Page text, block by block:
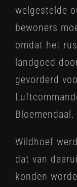
welgestelde
bewoners
omdat het
landgoed
gevorderd
Bloemendaal.
Wildhoef
dat van
konden